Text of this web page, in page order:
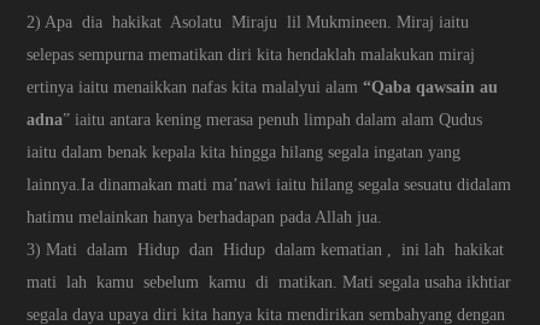
2) Apa dia hakikat Asolatu Miraju lil Mukmineen. Miraj iaitu
selepas sempurna mematikan diri kita hendaklah malakukan miraj
ertinya iaitu menaikkan nafas kita malalyui alam“Qaba qawsain au
adna” iaitu antara kening merasa penuh limpah dalam alam Qudus
iaitu dalam benak kepala kita hingga hilang segala ingatan yang
lainnya.Ia dinamakan mati ma’nawi iaitu hilang segala sesuatu didalam
hatimu melainkan hanya berhadapan pada Allah jua.
3) Mati dalam Hidup dan Hidup dalam kematian , ini lah hakikat
mati lah kamu sebelum kamu di matikan. Mati segala usaha ikhtiar
segala daya upaya diri kita hanya kita mendirikan sembahyang dengan